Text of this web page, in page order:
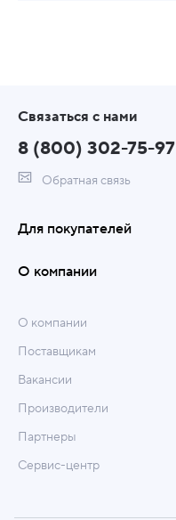
Связаться с нами
8 (800) 302-75-97
Обратная связь
Для покупателей
О компании
О компании
Поставщикам
Вакансии
Производители
Партнеры
Сервис-центр